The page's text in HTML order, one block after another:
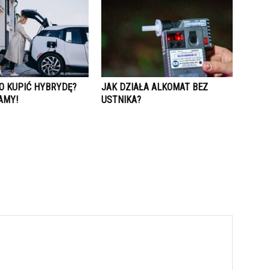
KUPIĆ HYBRYDĘ?
JAK DZIAŁA ALKOMAT BEZ
USTNIKA?